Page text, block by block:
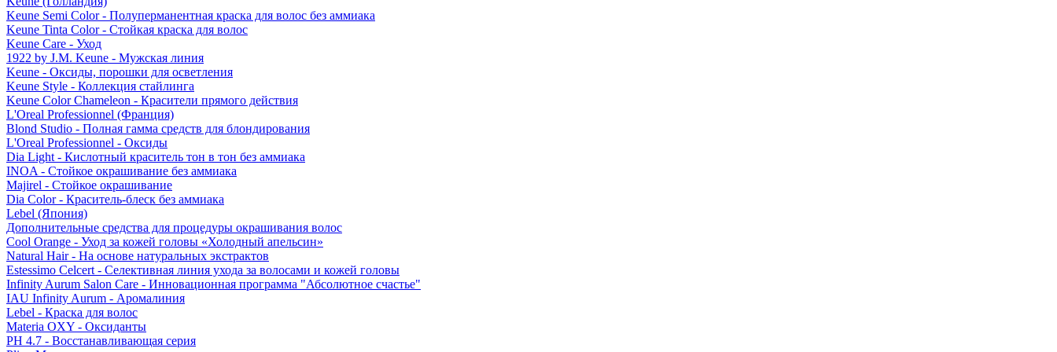
Keune Semi Color - Полуперманентная краска для волос без аммиака
Keune Tinta Color - Стойкая краска для волос
Keune Care - Уход
1922 by J.M. Keune - Мужская линия
Keune - Оксиды, порошки для осветления
Keune Style - Коллекция стайлинга
Keune Color Chameleon - Красители прямого действия
L'Oreal Professionnel (Франция)
Blond Studio - Полная гамма средств для блондирования
L'Oreal Professionnel - Оксиды
Dia Light - Кислотный краситель тон в тон без аммиака
INOA - Стойкое окрашивание без аммиака
Majirel - Стойкое окрашивание
Dia Color - Краситель-блеск без аммиака
Lebel (Япония)
Дополнительные средства для процедуры окрашивания волос
Cool Orange - Уход за кожей головы «Холодный апельсин»
Natural Hair - На основе натуральных экстрактов
Estessimo Celcert - Селективная линия ухода за волосами и кожей головы
Infinity Aurum Salon Care - Инновационная программа "Абсолютное счастье"
IAU Infinity Aurum - Аромалиния
Lebel - Краска для волос
Materia OXY - Оксиданты
PH 4.7 - Восстанавливающая серия